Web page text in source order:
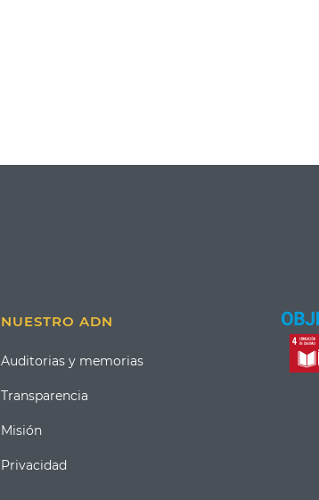
NUESTRO ADN
Auditorias y memorias
Transparencia
Misión
Privacidad